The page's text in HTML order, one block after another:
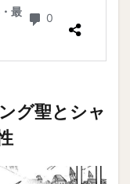
グ聖とシャ